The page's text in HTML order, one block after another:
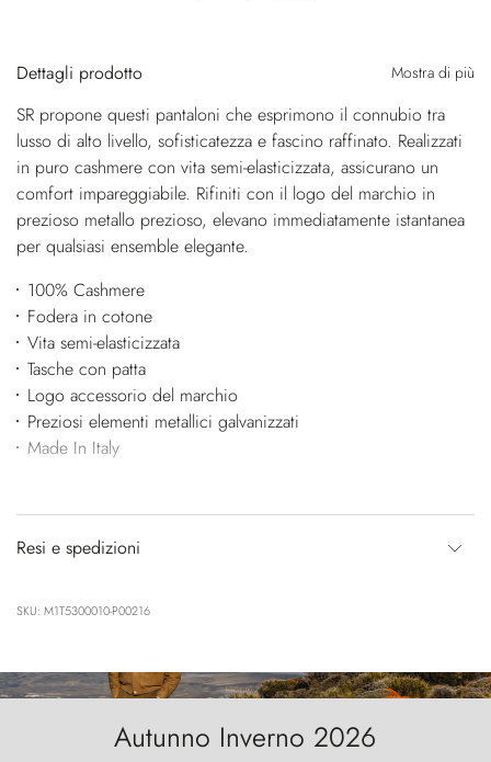
Dettagli prodotto Mostra di più
SR propone questi pantaloni che esprimono il connubio tra
lusso di alto livello, sofisticatezza e fascino raffinato. Realizzati
in puro cashmere con vita semi-elasticizzata, assicurano un
comfort impareggiabile. Rifiniti con il logo del marchio in
prezioso metallo prezioso, elevano immediatamente istantanea
per qualsiasi ensemble elegante.
100% Cashmere
Fodera in cotone
Vita semi-elasticizzata
Tasche con patta
Logo accessorio del marchio
Preziosi elementi metallici galvanizzati
Made In Italy
Resi e spedizioni
SKU: M1T5300010-P00216
Autunno Inverno 2026